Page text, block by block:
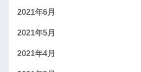
2021年6月
2021年5月
2021年4月